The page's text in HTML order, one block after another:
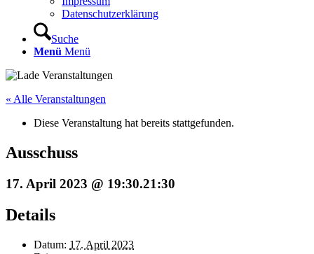
Datenschutzerklärung
Suche
Menü Menü
« Alle Veranstaltungen
Diese Veranstaltung hat bereits stattgefunden.
Ausschuss
17. April 2023 @ 19:30.21:30
Details
Datum: 17. April 2023